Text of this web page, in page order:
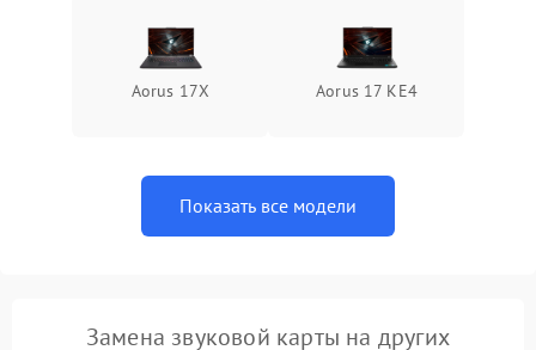
Aorus 17X Aorus 17 KE4
Показать все модели
Замена звуковой карты на других